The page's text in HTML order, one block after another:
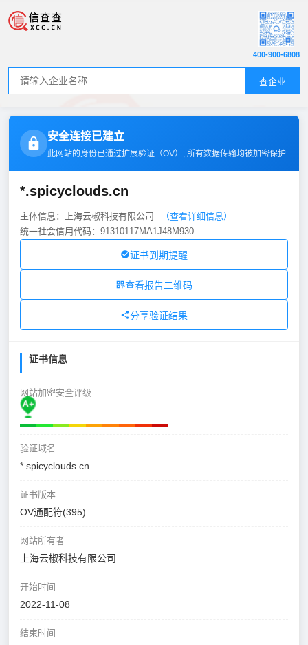
查企业
400-900-6808
安全连接已建立
此网站的身份已通过扩展验证（OV）, 所有数据传输均被加密保护
*.spicyclouds.cn
主体信息：上海云椒科技有限公司
（查看详细信息）
统一社会信用代码：91310117MA1J48M930
证书到期提醒
查看报告二维码
分享验证结果
证书信息
网站加密安全评级
验证域名
*.spicyclouds.cn
证书版本
OV通配符(395)
网站所有者
上海云椒科技有限公司
开始时间
2022-11-08
结束时间